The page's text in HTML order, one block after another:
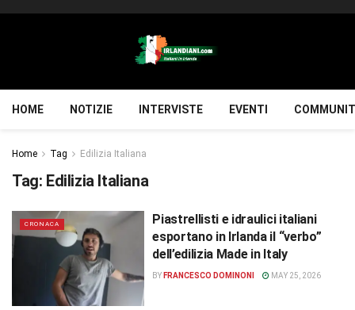
HOME NOTIZIE INTERVISTE EVENTI
Home Tag Edilizia Italiana
Tag: Edilizia Italiana
CRONACA
Piastrellisti e idraulici italiani
esportano in Irlanda il “verbo”
dell’edilizia Made in Italy
BY FRANCESCO DOMINONI MAY 25, 2026